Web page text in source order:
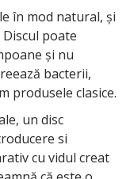
în mod natural, și
poate
și nu
bacterii,
produsele clasice.
un disc
si
cu vidul creat